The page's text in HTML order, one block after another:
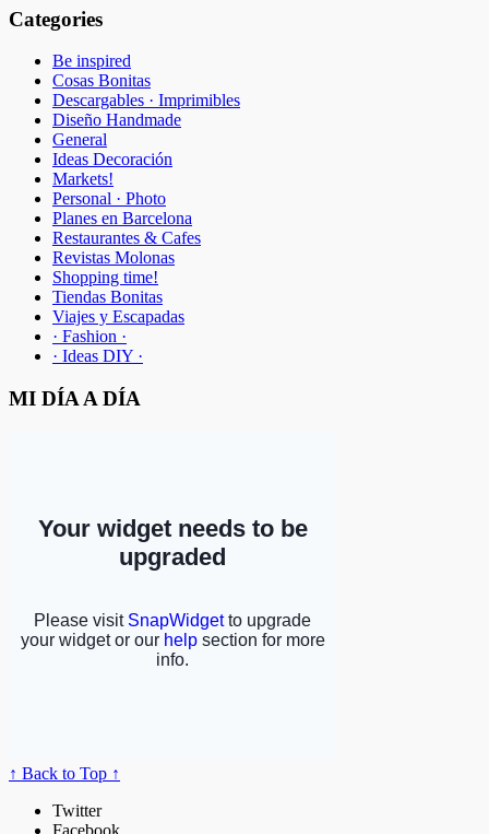
Categories
Be inspired
Cosas Bonitas
Descargables · Imprimibles
Diseño Handmade
General
Ideas Decoración
Markets!
Personal · Photo
Planes en Barcelona
Restaurantes & Cafes
Revistas Molonas
Shopping time!
Tiendas Bonitas
Viajes y Escapadas
· Fashion ·
· Ideas DIY ·
MI DÍA A DÍA
↑ Back to Top ↑
Twitter
Facebook